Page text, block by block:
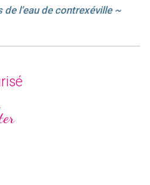
l’eau de contrexéville ~